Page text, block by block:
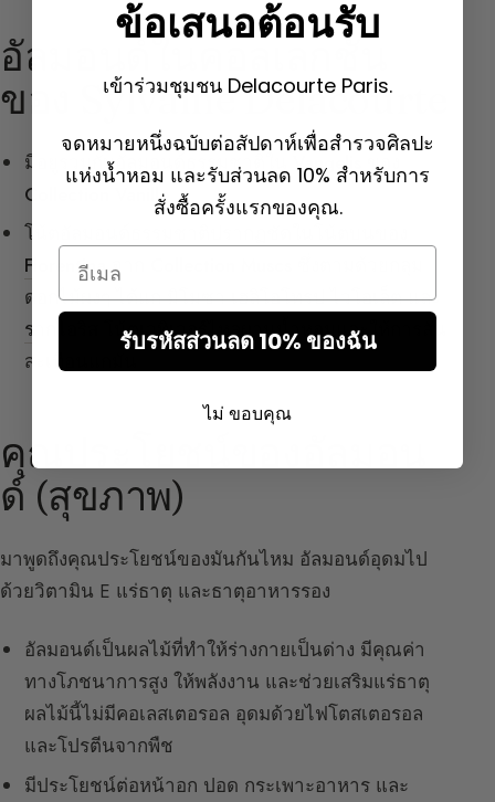
อัลมอนด์ในคอลเลกชัน
ของ Sylvaine Delacourte
มีอยู่ร่วมกับอัลมอนด์ธรรมชาติใน Vangelis
ของ
Collection Vanille
โน้ตอัลมอนด์ธรรมชาติปรากฏชัดในโน้ตบนของ
Florentinaจาก
ดอกไม้ผงๆ ได้แก่มิโมซาเฮลิโอโทรป ไวโอเล็ต และ
รากไอริส
โน้ตเวทิเวอร์ไหลผ่านน้ำหอมและให้การสั่น
สะเทือนแก่มัน
คุณประโยชน์ของอัลมอน
ด์ (สุขภาพ)
มาพูดถึงคุณประโยชน์ของมันกันไหม อัลมอนด์อุดมไป
ด้วยวิตามิน E แร่ธาตุ และธาตุอาหารรอง
อัลมอนด์เป็นผลไม้ที่ทำให้ร่างกายเป็นด่าง มีคุณค่า
ทางโภชนาการสูง ให้พลังงาน และช่วยเสริมแร่ธาตุ
ผลไม้นี้ไม่มีคอเลสเตอรอล อุดมด้วยไฟโตสเตอรอล
และโปรตีนจากพืช
มีประโยชน์ต่อหน้าอก ปอด กระเพาะอาหาร และ
ข้อเสนอต้อนรับ
เข้าร่วมชุมชน Delacourte Paris.
จดหมายหนึ่งฉบับต่อสัปดาห์เพื่อสำรวจศิลปะ
แห่งน้ำหอม และรับส่วนลด 10% สำหรับการ
สั่งซื้อครั้งแรกของคุณ.
Email
รับรหัสส่วนลด 10% ของฉัน
ไม่ ขอบคุณ